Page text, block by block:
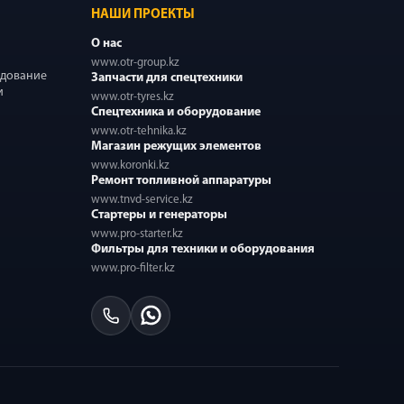
НАШИ ПРОЕКТЫ
О нас
www.otr-group.kz
Запчасти для спецтехники
www.otr-tyres.kz
Спецтехника и оборудование
www.otr-tehnika.kz
Магазин режущих элементов
www.koronki.kz
Ремонт топливной аппаратуры
www.tnvd-service.kz
Стартеры и генераторы
www.pro-starter.kz
Фильтры для техники и оборудования
www.pro-filter.kz